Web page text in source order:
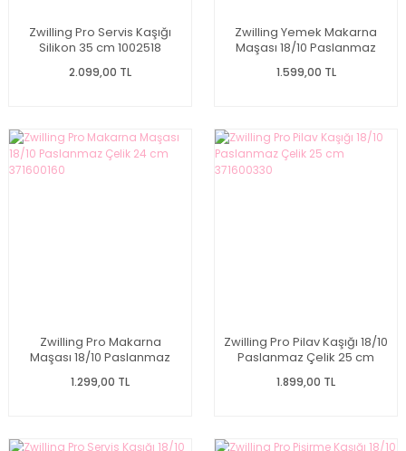
Zwilling Pro Servis Kaşığı
Silikon 35 cm 1002518
2.099,00 TL
Zwilling Yemek Makarna
Maşası 18/10 Paslanmaz
1.599,00 TL
Zwilling Pro Makarna
Maşası 18/10 Paslanmaz
1.299,00 TL
Zwilling Pro Pilav Kaşığı 18/10
Paslanmaz Çelik 25 cm
1.899,00 TL